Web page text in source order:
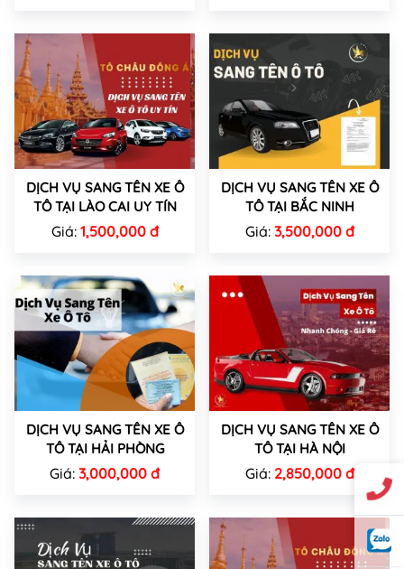
DỊCH VỤ SANG TÊN XE Ô
TÔ TẠI LÀO CAI UY TÍN
Giá: 1,500,000 đ
DỊCH VỤ SANG TÊN XE Ô
TÔ TẠI BẮC NINH
Giá: 3,500,000 đ
DỊCH VỤ SANG TÊN XE Ô
TÔ TẠI HẢI PHÒNG
Giá: 3,000,000 đ
DỊCH VỤ SANG TÊN XE Ô
TÔ TẠI HÀ NỘI
Giá: 2,850,000 đ